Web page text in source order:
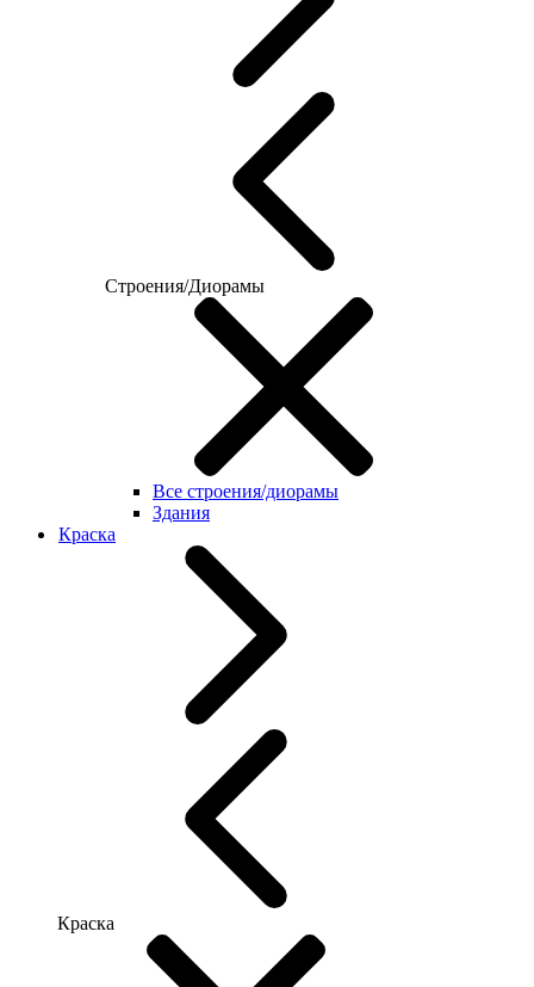
Строения/Диорамы
Все строения/диорамы
Здания
Краска
Краска